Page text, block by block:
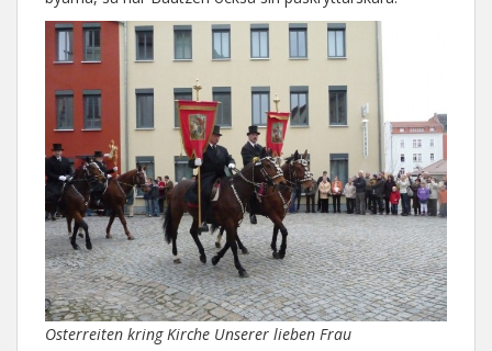
Osterreiten kring Kirche Unserer lieben Frau